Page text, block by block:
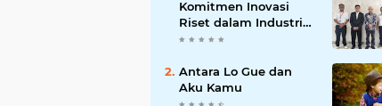
Komitmen Inovasi
Riset dalam Industri
dengan PT. Pertamina
Antara Lo Gue dan
Aku Kamu